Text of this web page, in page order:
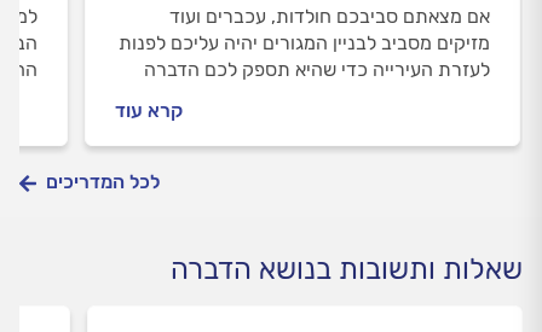
אם מצאתם סביבכם חולדות, עכברים ועוד
מזיקים מסביב לבניין המגורים יהיה עליכם לפנות
לעזרת העירייה כדי שהיא תספק לכם הדברה
קרא עוד
למי
לכל המדריכים
שאלות ותשובות בנושא הדברה